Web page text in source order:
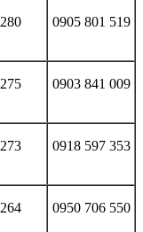
280 0905 801 519
275 0903 841 009
273 0918 597 353
264 0950 706 550